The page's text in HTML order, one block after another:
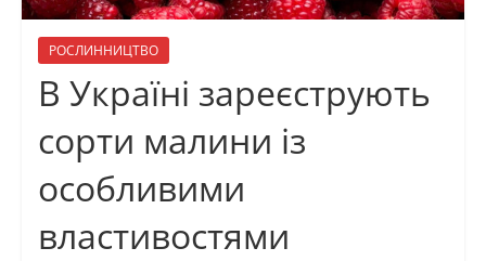
РОСЛИННИЦТВО
В Україні зареєструють
сорти малини із
особливими
властивостями